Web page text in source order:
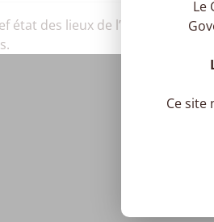
Le
Ce site
état des lieux de l’avancement